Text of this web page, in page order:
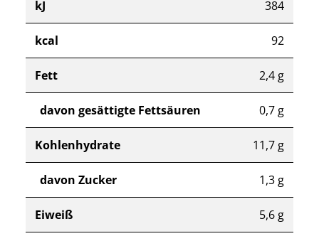
kJ 384
kcal 92
Fett 2,4 g
davon gesättigte Fettsäuren 0,7 g
Kohlenhydrate 11,7 g
davon Zucker 1,3 g
Eiweiß 5,6 g